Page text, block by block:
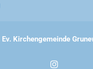
Ev. Kirchengemeinde